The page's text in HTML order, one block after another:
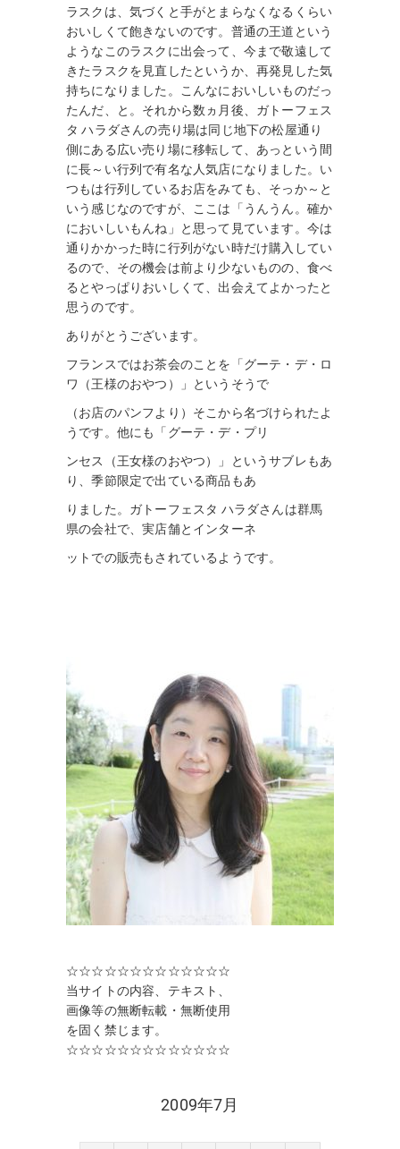
ラスクは、気づくと手がとまらなくなるくらい
おいしくて飽きないのです。普通の王道という
ようなこのラスクに出会って、今まで敬遠して
きたラスクを見直したというか、再発見した気
持ちになりました。こんなにおいしいものだっ
たんだ、と。それから数ヵ月後、ガトーフェス
タ ハラダさんの売り場は同じ地下の松屋通り
側にある広い売り場に移転して、あっという間
に長～い行列で有名な人気店になりました。い
つもは行列しているお店をみても、そっか～と
いう感じなのですが、ここは「うんうん。確か
においしいもんね」と思って見ています。今は
通りかかった時に行列がない時だけ購入してい
るので、その機会は前より少ないものの、食べ
るとやっぱりおいしくて、出会えてよかったと
思うのです。
ありがとうございます。
フランスではお茶会のことを「グーテ・デ・ロ
ワ（王様のおやつ）」というそうで
（お店のパンフより）そこから名づけられたよ
うです。他にも「グーテ・デ・プリ
ンセス（王女様のおやつ）」というサブレもあ
り、季節限定で出ている商品もあ
りました。ガトーフェスタ ハラダさ んは群馬
県の会社で、実店舗とインターネ
ットでの販売も されているようです。
☆☆☆☆☆☆☆☆☆☆☆☆☆
当サイトの内容、テキスト、
画像等の無断転載・無断使用
を固く禁じます。
☆☆☆☆☆☆☆☆☆☆☆☆☆
2009年7月